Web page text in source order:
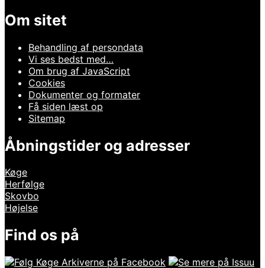
Om sitet
Behandling af persondata
Vi ses bedst med…
Om brug af JavaScript
Cookies
Dokumenter og formater
Få siden læst op
Sitemap
Åbningstider og adresser
Køge
Herfølge
Skovbo
Højelse
Find os på